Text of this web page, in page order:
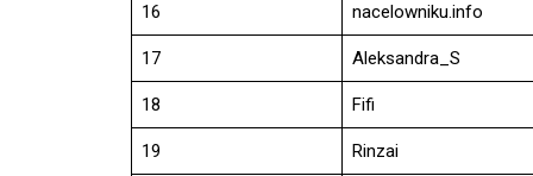
16 nacelowniku.info
17 Aleksandra_S
18 Fifi
19 Rinzai